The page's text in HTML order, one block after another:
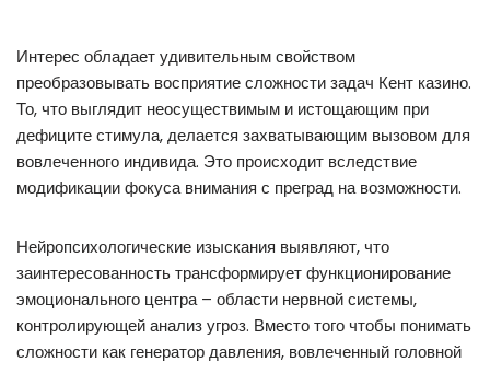
Интерес обладает удивительным свойством
преобразовывать восприятие сложности задач Кент казино.
То, что выглядит неосуществимым и истощающим при
дефиците стимула, делается захватывающим вызовом для
вовлеченного индивида. Это происходит вследствие
модификации фокуса внимания с преград на возможности.
Нейропсихологические изыскания выявляют, что
заинтересованность трансформирует функционирование
эмоционального центра – области нервной системы,
контролирующей анализ угроз. Вместо того чтобы понимать
сложности как генератор давления, вовлеченный головной